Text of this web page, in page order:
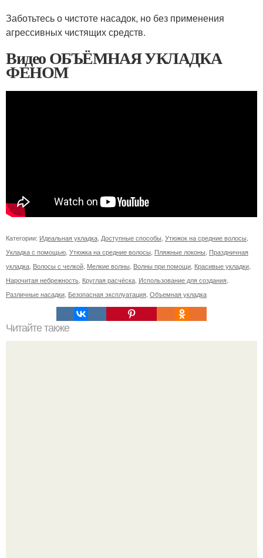
Заботьтесь о чистоте насадок, но без применения
агрессивных чистящих средств.
Видео ОБЪЁМНАЯ УКЛАДКА
ФЕНОМ
Категории: Идеальная укладка, Доступные способы, Утюжок на средние волосы,
Укладка с помощью, Утюжка на средние волосы, Пляжные локоны, Праздничная
укладка, Волосы с челкой, Мелкие волны, Волны при помощи, Красивые укладки,
Нарочитая небрежность, Круглая расчёска, Использование для создания,
Различные насадки, Безопасная эксплуатация, Объемная укладка
Читайте также